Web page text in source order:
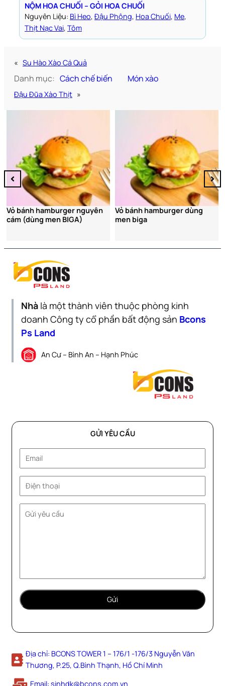
NỘM HOA CHUỐI – GỎI HOA CHUỐI
Nguyên Liệu: Bì Heo, Đậu Phộng, Hoa Chuối, Me
Thịt Nạc Vai, Tôm
« Su Hào Xào Cá Quả
Danh mục: Cách chế biến Món xào
Đậu Đũa Xào Thịt »
hamburger nguyên
(dùng men BIGA)
Vỏ bánh hamburger dùng
men biga
Nhà là một thành viên thuộc phòng kinh
doanh Công ty cổ phần bất động sản Bcons
Ps Land
An Cư – Bình An – Hạnh Phúc
GỬI YÊU CẦU
Địa chỉ: BCONS TOWER 1 – 176/1 -176/3 Nguyễn Văn
Thương, P.25, Q.Bình Thạnh, Hồ Chí Minh
Email: sinhdk@bcons.com.vn